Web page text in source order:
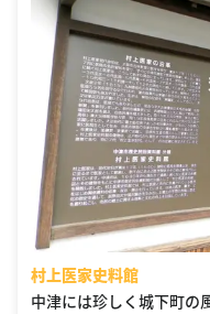
村上医家史料館
中津には珍しく城下町の